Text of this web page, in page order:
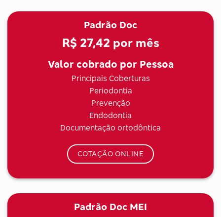
Padrão Doc
R$ 27,42 por mês
Valor cobrado por Pessoa
Principais Coberturas
Periodontia
Prevenção
Endodontia
Documentação ortodôntica
COTAÇÃO ONLINE
Padrão Doc MEI